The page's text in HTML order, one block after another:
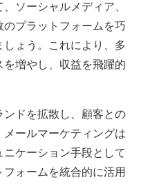
ソーシャルメディア、
のプラットフォームを巧
ょう。これにより、多
増やし、収益を飛躍的
ンドを拡散し、顧客との
ールマーケティングは
ケーション手段として
ォームを統合的に活用